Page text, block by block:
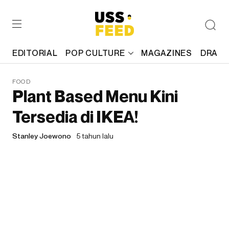
EDITORIAL POP CULTURE MAGAZINES
FOOD
Plant Based Menu Kini
Tersedia di IKEA!
Stanley Joewono 5 tahun lalu